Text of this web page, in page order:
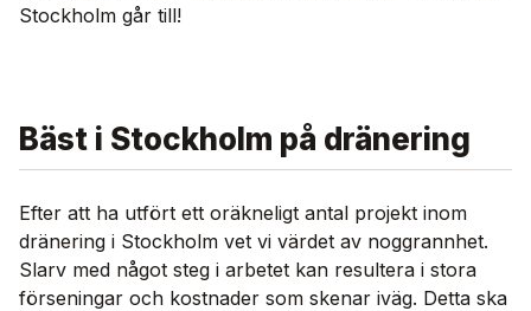
Stockholm går till!
Bäst i Stockholm på dränering
Efter att ha utfört ett oräkneligt antal projekt inom
dränering i Stockholm vet vi värdet av noggrannhet.
Slarv med något steg i arbetet kan resultera i stora
förseningar och kostnader som skenar iväg. Detta ska